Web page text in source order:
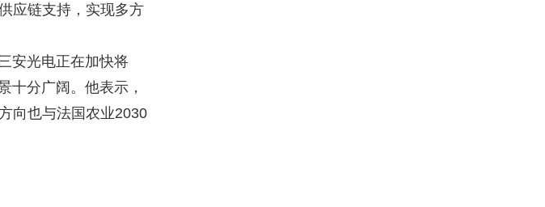
应链支持，实现多方
安光电正在加快将
十分广阔。他表示，
向也与法国农业2030